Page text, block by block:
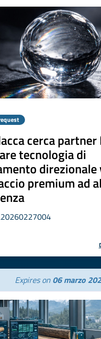
cerca partner
tecnologia di
premium ad
Expires on 06 marzo